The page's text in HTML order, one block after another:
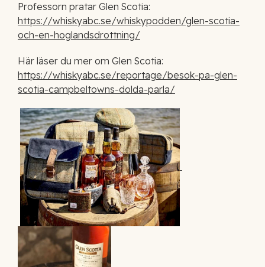
Professorn pratar Glen Scotia:
https://whiskyabc.se/whiskypodden/glen-scotia-
och-en-hoglandsdrottning/
Här läser du mer om Glen Scotia:
https://whiskyabc.se/reportage/besok-pa-glen-
scotia-campbeltowns-dolda-parla/